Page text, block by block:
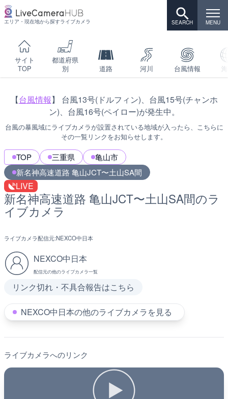
エリア・現在地から探すライブカメラ
サイト
TOP
都道府県
別
道路 河川 台風情報
【台風情報】 台風13号(ドルフィン)、台風15号(チャンホ
ン)、台風16号(ペイロー)が発生中。
台風の暴風域にライブカメラが設置されている地域が入ったら、こちらに
その一覧リンクをお知らせします。
TOP 三重県
亀山市
新名神高速道路 亀山JCT〜土山SA間
LIVE
新名神高速道路 亀山JCT〜土山SA間のラ
イブカメラ
ライブカメラ配信元:NEXCO中日本
NEXCO中日本
配信元の他のライブカメラ一覧
リンク切れ・不具合報告はこちら
NEXCO中日本の他のライブカメラを見る
ライブカメラへのリンク